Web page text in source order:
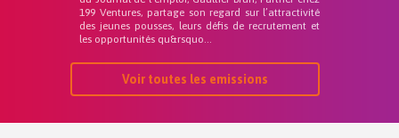
199 Ventures, partage son regard sur l’attractivité
des jeunes pousses, leurs défis de recrutement et
les opportunités qu&rsquo...
Voir toutes les emissions